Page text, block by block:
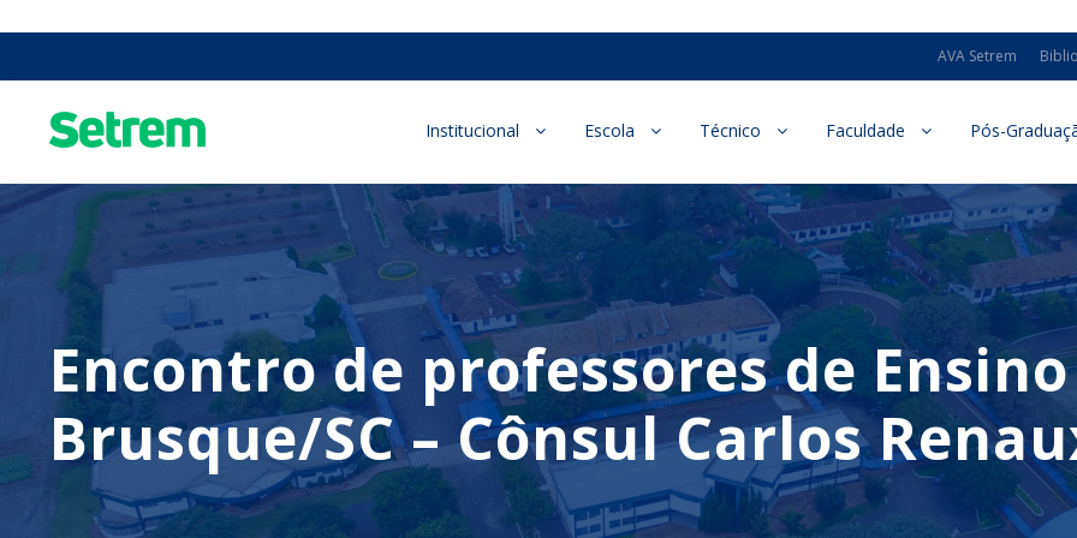
AVA Setrem
Institucional Escola Técnico Faculdade Pós-
Encontro de professores de
Brusque/SC – Cônsul Carlos